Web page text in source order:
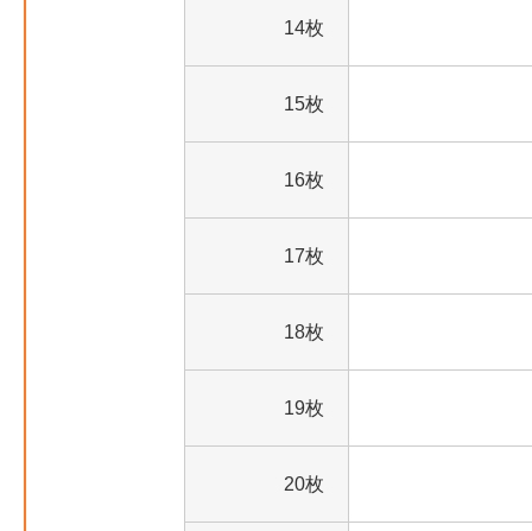
14枚
15枚
16枚
17枚
18枚
19枚
20枚